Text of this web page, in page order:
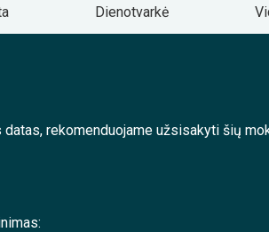
Dienotvarkė
rekomenduojame užsisakyti šių